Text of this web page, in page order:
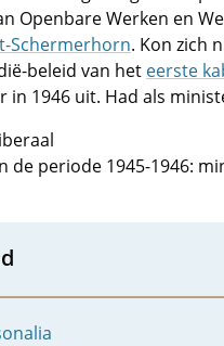
Openbare Werken en
Schermerhorn. Kon zich
beleid van het eerste
in 1946 uit. Had als
de periode 1945-1946: